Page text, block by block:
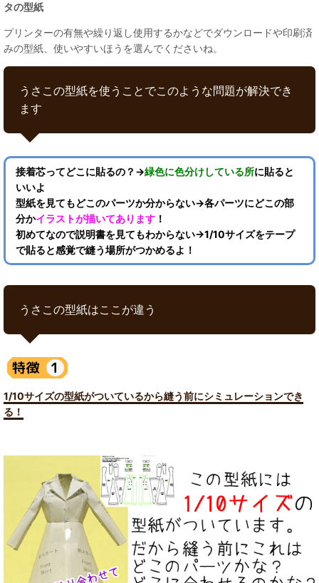
タの型紙
プリンターの有無や繰り返し使用するかなどでダウンロードや印刷済
みの型紙、使いやすいほうを選んでくださいね。
うさこの型紙を使うことでこのような問題が解決でき
ます
接着芯ってどこに貼るの？→緑色に色分けしている所に貼ると
いいよ
型紙を見てもどこのパーツか分からない→各パーツにどこの部
分かイラストが描いてあります ！
初めてなので説明書を見てもわからない→1/10サイズをテープ
で貼ると感覚で縫う場所がつかめるよ！
うさこの型紙はここが違う
1/10サイズの型紙がついているから縫う前にシミュレーションでき
る！